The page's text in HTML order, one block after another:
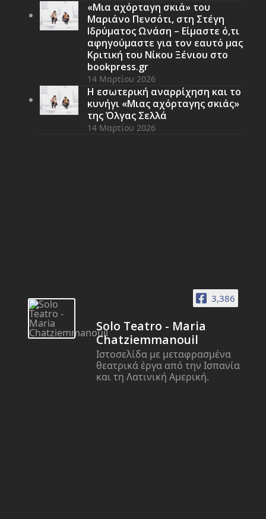
«Μια αχόρταγη σκιά» του
Μαριάνο Πενσότι, στη Στέγη
Ιδρύματος Ωνάση – Είμαστε ό,τι
αφηγούμαστε για τον εαυτό μας
Κριτική του Νίκου Ξένιου στο
bookpress.gr
14 Μαρτίου 2026
Η εσωτερική αναρρίχηση και το
κυνήγι «Μιας αχόρταγης σκιάς»
της Όλγας Σελλά
14 Μαρτίου 2026
3,386
Solo Teatro - Maria
Chatziemmanouil
Ιστοσελίδα με μεταφρασμένα
θεατρικά έργα από την Ισπανία
και τη Λατινική Αμερική.